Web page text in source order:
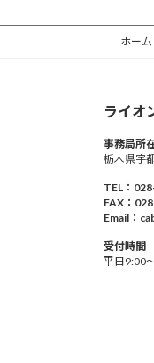
ホーム
ライオ
事務局所
栃木県宇
TEL：
FAX：
Email：
受付時間
平日9:00